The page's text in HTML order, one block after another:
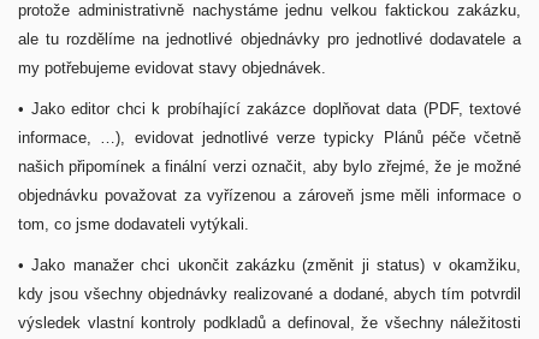
protože administrativně nachystáme jednu velkou faktickou zakázku,
ale tu rozdělíme na jednotlivé objednávky pro jednotlivé dodavatele a
my potřebujeme evidovat stavy objednávek.
• Jako editor chci k probíhající zakázce doplňovat data (PDF, textové
informace, …), evidovat jednotlivé verze typicky Plánů péče včetně
našich připomínek a finální verzi označit, aby bylo zřejmé, že je možné
objednávku považovat za vyřízenou a zároveň jsme měli informace o
tom, co jsme dodavateli vytýkali.
• Jako manažer chci ukončit zakázku (změnit ji status) v okamžiku,
kdy jsou všechny objednávky realizované a dodané, abych tím potvrdil
výsledek vlastní kontroly podkladů a definoval, že všechny náležitosti